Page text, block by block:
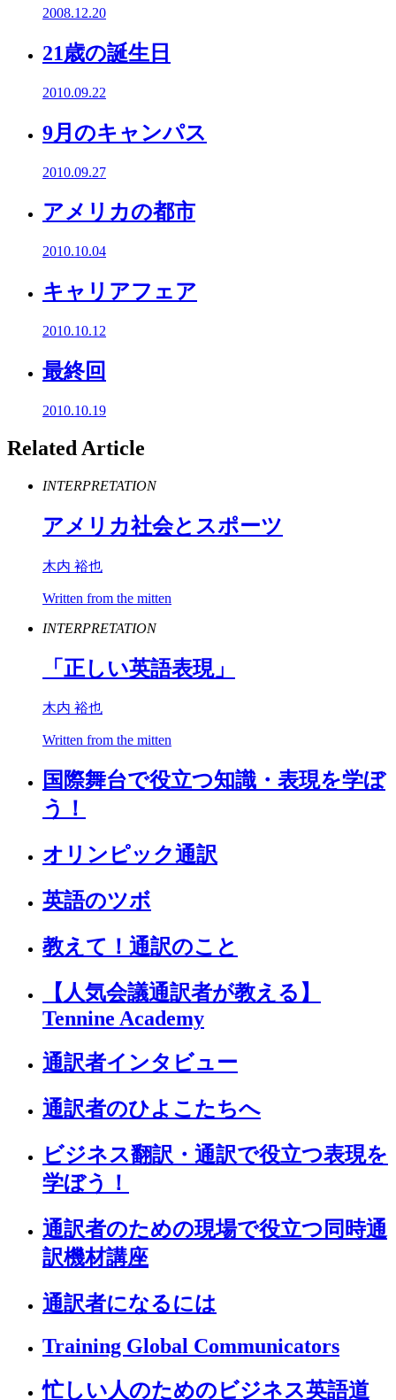
2008.12.20
21歳の誕生日
2010.09.22
9月のキャンパス
2010.09.27
アメリカの都市
2010.10.04
キャリアフェア
2010.10.12
最終回
2010.10.19
Related Article
INTERPRETATION
アメリカ社会とスポーツ
木内 裕也
Written from the mitten
INTERPRETATION
「正しい英語表現」
木内 裕也
Written from the mitten
国際舞台で役立つ知識・表現を学ぼ
う！
オリンピック通訳
英語のツボ
教えて！通訳のこと
【人気会議通訳者が教える】
Tennine Academy
通訳者インタビュー
通訳者のひよこたちへ
ビジネス翻訳・通訳で役立つ表現を
学ぼう！
通訳者のための現場で役立つ同時通
訳機材講座
通訳者になるには
Training Global Communicators
忙しい人のためのビジネス英語道